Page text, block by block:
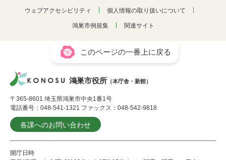
ウェブアクセシビリティ 個人情報の取り扱いについて
鴻巣市例規集 関連サイト
このページの一番上に戻る
鴻巣市役所 （本庁舎・新館）
〒365-8601 埼玉県鴻巣市中央1番1号
電話番号：048-541-1321 ファックス：048-542-9818
各課へのお問い合わせ
開庁日時